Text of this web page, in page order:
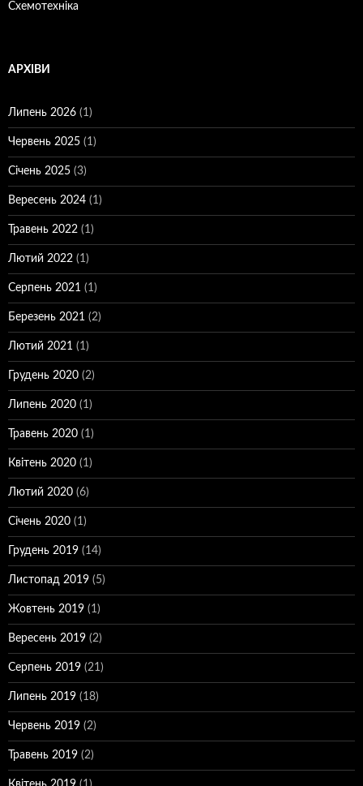
Схемотехніка
АРХІВИ
Липень 2026 (1)
Червень 2025 (1)
Січень 2025 (3)
Вересень 2024 (1)
Травень 2022 (1)
Лютий 2022 (1)
Серпень 2021 (1)
Березень 2021 (2)
Лютий 2021 (1)
Грудень 2020 (2)
Липень 2020 (1)
Травень 2020 (1)
Квітень 2020 (1)
Лютий 2020 (6)
Січень 2020 (1)
Грудень 2019 (14)
Листопад 2019 (5)
Жовтень 2019 (1)
Вересень 2019 (2)
Серпень 2019 (21)
Липень 2019 (18)
Червень 2019 (2)
Травень 2019 (2)